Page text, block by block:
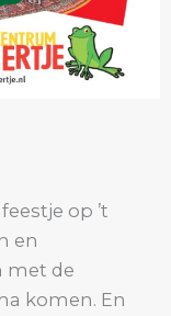
op ’t
en
met de
komen. En